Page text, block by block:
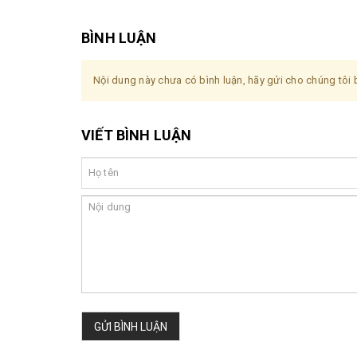
BÌNH LUẬN
Nội dung này chưa có bình luận, hãy gửi cho chúng tôi
VIẾT BÌNH LUẬN
GỬI BÌNH LUẬN